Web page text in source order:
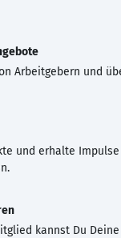
Arbeitgebern und
und erhalte
kannst Du Deine